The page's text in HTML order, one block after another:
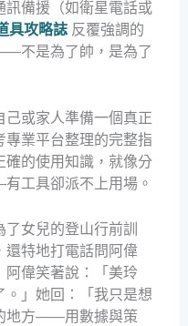
訊備援（如衛星電話或
具攻略誌反覆強調的
不是為了帥，是為了
己或家人準備一個真正
專業平台整理的完整指
確的使用知識，就像分
工具卻派不上用場。
女兒的登山行前訓
還特地打電話問阿偉
阿偉笑著說：「美玲
」她回：「我只是想
地方——用數據與策